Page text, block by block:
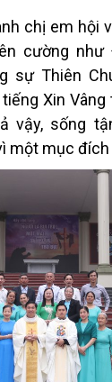
chị em hội
cường như
sự Thiên
Xin
vậy, sống
một mục đích